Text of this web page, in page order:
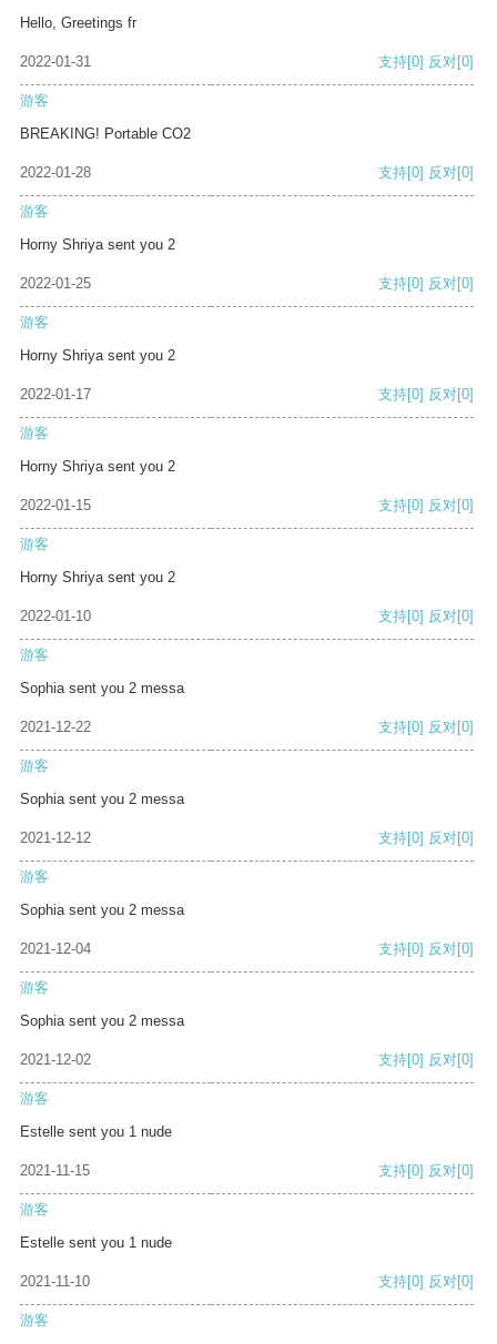
Hello, Greetings fr
2022-01-31 支持[0] 反对[0]
游客
BREAKING! Portable CO2
2022-01-28 支持[0] 反对[0]
游客
Horny Shriya sent you 2
2022-01-25 支持[0] 反对[0]
游客
Horny Shriya sent you 2
2022-01-17 支持[0] 反对[0]
游客
Horny Shriya sent you 2
2022-01-15 支持[0] 反对[0]
游客
Horny Shriya sent you 2
2022-01-10 支持[0] 反对[0]
游客
Sophia sent you 2 messa
2021-12-22 支持[0] 反对[0]
游客
Sophia sent you 2 messa
2021-12-12 支持[0] 反对[0]
游客
Sophia sent you 2 messa
2021-12-04 支持[0] 反对[0]
游客
Sophia sent you 2 messa
2021-12-02 支持[0] 反对[0]
游客
Estelle sent you 1 nude
2021-11-15 支持[0] 反对[0]
游客
Estelle sent you 1 nude
2021-11-10 支持[0] 反对[0]
游客